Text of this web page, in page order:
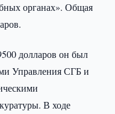
органах». Общая
долларов он был
Управления СГБ и
В ходе